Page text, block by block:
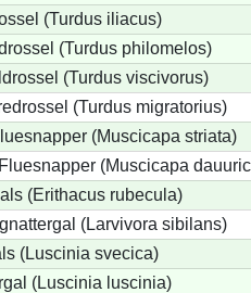
(Turdus iliacus)
(Turdus philomelos)
(Turdus viscivorus)
(Turdus migratorius)
(Muscicapa striata)
(Muscicapa
(Erithacus rubecula)
(Larvivora sibilans)
(Luscinia svecica)
(Luscinia luscinia)